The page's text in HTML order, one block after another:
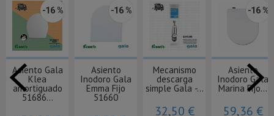
-16 %
Asiento Gala
Klea
amortiguado
51686...
-16 %
Asiento
Inodoro Gala
Emma Fijo
51660
Mecanismo
descarga
simple Gala -...
32,50 €
-16 %
Asiento
Inodoro Gala
Marina Fijo...
59,36 €